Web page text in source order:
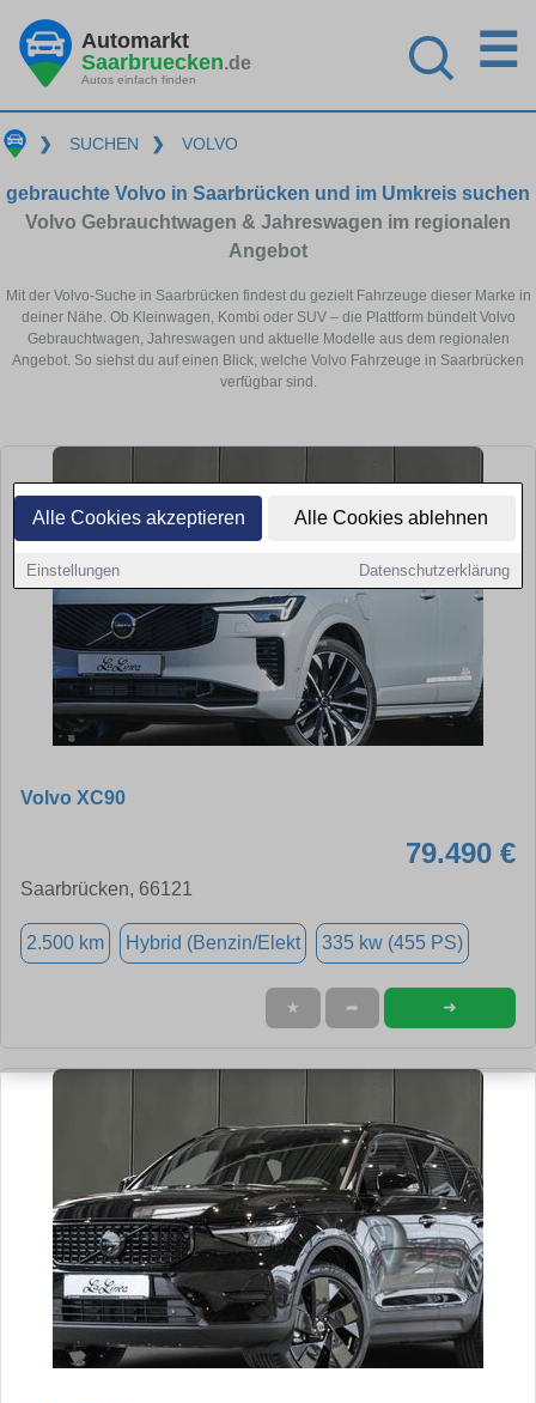
Alle Cookies akzeptieren Alle Cookies ablehnen
Einstellungen Datenschutzerklärung
Automarkt
Saarbruecken.de
Autos einfach finden
☰
❯ SUCHEN ❯ VOLVO
gebrauchte Volvo in Saarbrücken und im Umkreis suchen
Volvo Gebrauchtwagen & Jahreswagen im regionalen
Angebot
Mit der Volvo-Suche in Saarbrücken findest du gezielt Fahrzeuge dieser Marke in
deiner Nähe. Ob Kleinwagen, Kombi oder SUV – die Plattform bündelt Volvo
Gebrauchtwagen, Jahreswagen und aktuelle Modelle aus dem regionalen
Angebot. So siehst du auf einen Blick, welche Volvo Fahrzeuge in Saarbrücken
verfügbar sind.
Volvo XC90
79.490 €
Saarbrücken, 66121
2.500 km Hybrid (Benzin/Elekt 335 kw (455 PS)
★ ➦ ➜